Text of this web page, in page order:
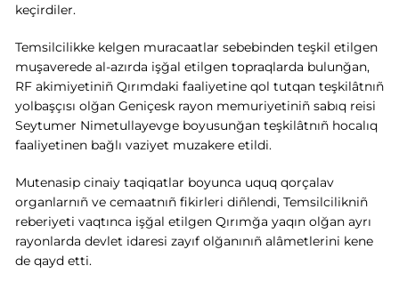
keçirdiler.
Temsilcilikke kelgen muracaatlar sebebinden teşkil etilgen
muşaverede al-azırda işğal etilgen topraqlarda bulunğan,
RF akimiyetiniñ Qırımdaki faaliyetine qol tutqan teşkilâtnıñ
yolbaşçısı olğan Geniçesk rayon memuriyetiniñ sabıq reisi
Seytumer Nimetullayevge boyusunğan teşkilâtnıñ hocalıq
faaliyetinen bağlı vaziyet muzakere etildi.
Mutenasip cinaiy taqiqatlar boyunca uquq qorçalav
organlarnıñ ve cemaatnıñ fikirleri diñlendi, Temsilcilikniñ
reberiyeti vaqtınca işğal etilgen Qırımğa yaqın olğan ayrı
rayonlarda devlet idaresi zayıf olğanınıñ alâmetlerini kene
de qayd etti.